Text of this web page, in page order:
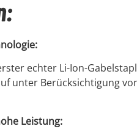
echter Li-Ion-
unter Berück­sich­ti­gung
Leis­tung: